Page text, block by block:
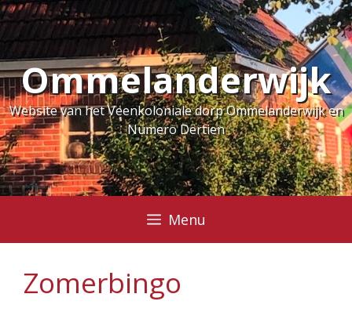
Ga
naar
de
inhoudOmmelanderwijk
Website van het Veenkoloniale dorp Ommelanderwijk en
Numero Dertien
Menu
Zomerbingo